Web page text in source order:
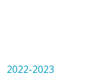
2022-2023